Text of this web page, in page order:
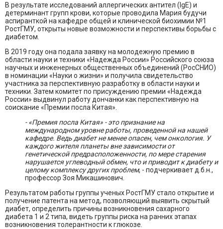
В результате исследований аллергических антител (IgE) и
детерминант групп крови, которые проводила Мария будучи
аспиранткой на кафедре общей и клинической биохимии №1
РостГМУ, открыты новые возможности и перспективы борьбы с
диабетом.
В 2019 году она подала заявку на молодежную премию в
области науки и техники «Надежда России» Российского союза
научных и инженерных общественных объединений (РосСНИО)
в номинации «Науки о жизни» и получила свидетельство
участника за перспективную разработку в области науки и
техники. Затем комитет по присуждению премии «Надежда
России» выдвинул работу дончанки как перспективную на
соискание «Премии посла Китая».
- «Премия посла Китая» - это признание на
международном уровне работы, проведенной на нашей
кафедре. Ведь диабет не менее опасен, чем онкология. У
каждого жителя планеты вне зависимости от
генетической предрасположенности, по мере старения
нарушается углеводный обмен, что и приводит к диабету и
целому комплексу других проблем, - подчеркивает д.б.н.,
профессор Зоя Микашинович.
Результатом работы группы ученых РостГМУ стало открытие и
получение патента на метод, позволяющий выявить скрытый
диабет, определить причины возникновения сахарного
диабета 1 и 2 типа, видеть группы риска на ранних этапах
возникновения толерантности к глюкозе.